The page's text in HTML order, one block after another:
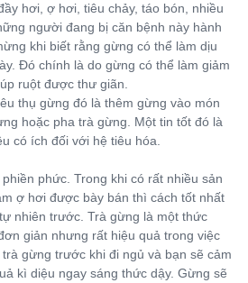
hơi, ợ hơi, tiêu chảy, táo bón, nhiều
người đang bị căn bệnh này hành
khi biết rằng gừng có thể làm dịu
Đó chính là do gừng có thể làm giảm
ruột được thư giãn.
thụ gừng đó là thêm gừng vào món
hoặc pha trà gừng. Một tin tốt đó là
có ích đối với hệ tiêu hóa.
phức. Trong khi có rất nhiều sản
ợ hơi được bày bán thì cách tốt nhất
nhiên trước. Trà gừng là một thức
giản nhưng rất hiệu quả trong việc
gừng trước khi đi ngủ và bạn sẽ cảm
kì diệu ngay sáng thức dậy. Gừng sẽ